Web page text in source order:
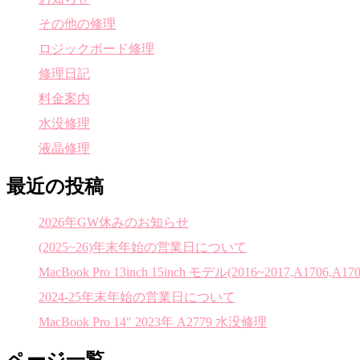
その他の修理
ロジックボード修理
修理日記
料金案内
水没修理
液晶修理
最近の投稿
2026年GW休みのお知らせ
(2025~26)年末年始の営業日について
MacBook Pro 13inch 15inch モデル
2024-25年末年始の営業日について
MacBook Pro 14″ 2023年 A2779 水没修理